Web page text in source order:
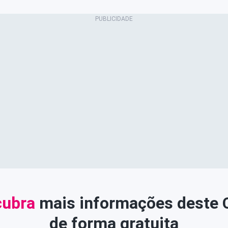
mais informações deste
de forma gratuita